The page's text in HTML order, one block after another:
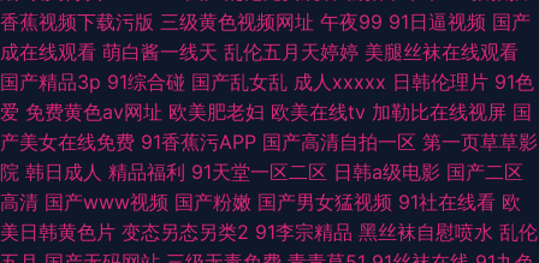
香蕉视频下载污版 三级黄色视频网址 午夜99 91日逼视频 国产
成在线观看 萌白酱一线天 乱伦五月天婷婷 美腿丝袜在线观看
国产精品3p 91综合碰 国产乱女乱 成人xxxxx 日韩伦理片 91色
爱 免费黄色av网址 欧美肥老妇 欧美在线tv 加勒比在线视屏 国
产美女在线免费 91香蕉污APP 国产高清自拍一区 第一页草草影
院 韩日成人 精品福利 91天堂一区二区 日韩a级电影 国产二区
高清 国产www视频 国产粉嫩 国产男女猛视频 91社在线看 欧
美日韩黄色片 变态另态另类2 91李宗精品 黑丝袜自慰喷水 乱伦